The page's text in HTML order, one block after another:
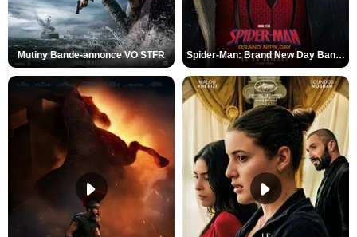
Mutiny Bande-annonce VO STFR Spider-Man: Brand New Day Bande-annonce VO STFR